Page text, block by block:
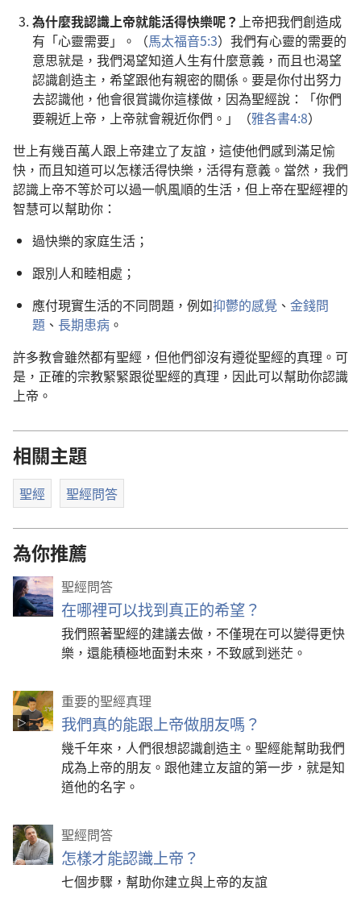
為什麼我認識上帝就能活得快樂呢？ 上帝把我們創造成
有「心靈需要」。（馬太福音5:3）我們有心靈的需要的
意思就是，我們渴望知道人生有什麼意義，而且也渴望
認識創造主，希望跟他有親密的關係。要是你付出努力
去認識他，他會很賞識你這樣做，因為聖經說：「你們
要親近上帝，上帝就會親近你們。」（雅各書4:8）
世上有幾百萬人跟上帝建立了友誼，這使他們感到滿足愉
快，而且知道可以怎樣活得快樂，活得有意義。當然，我們
認識上帝不等於可以過一帆風順的生活，但上帝在聖經裡的
智慧可以幫助你：
過快樂的家庭生活；
跟別人和睦相處；
應付現實生活的不同問題，例如抑鬱的感覺 、 金錢問
題 、 長期患病 。
許多教會雖然都有聖經，但他們卻沒有遵從聖經的真理。可
是，正確的宗教緊緊跟從聖經的真理，因此可以幫助你認識
上帝。
相關主題
聖經 聖經問答
為你推薦
聖經問答
在哪裡可以找到真正的希望？
我們照著聖經的建議去做，不僅現在可以變得更快
樂，還能積極地面對未來，不致感到迷茫。
重要的聖經真理
我們真的能跟上帝做朋友嗎？
幾千年來，人們很想認識創造主。聖經能幫助我們
成為上帝的朋友。跟他建立友誼的第一步，就是知
道他的名字。
聖經問答
怎樣才能認識上帝？
七個步驟，幫助你建立與上帝的友誼